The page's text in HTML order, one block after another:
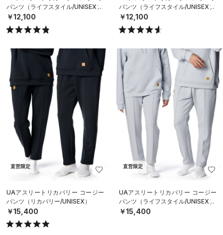
パンツ（ライフスタイル/UNISEX）
￥12,100
パンツ（ライフスタイル/UNISEX）
￥12,100
直営限定
UAアスリートリカバリー コージー
パンツ（リカバリー/UNISEX）
￥15,400
直営限定
UAアスリートリカバリー コージー
パンツ（ライフスタイル/UNISEX）
￥15,400